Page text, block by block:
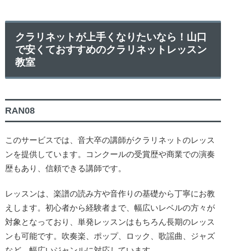
クラリネットが上手くなりたいなら！山口
で安くておすすめのクラリネットレッスン
教室
RAN08
このサービスでは、音大卒の講師がクラリネットのレッス
ンを提供しています。コンクールの受賞歴や商業での演奏
歴もあり、信頼できる講師です。
レッスンは、楽譜の読み方や音作りの基礎から丁寧にお教
えします。初心者から経験者まで、幅広いレベルの方々が
対象となっており、単発レッスンはもちろん長期のレッス
ンも可能です。吹奏楽、ポップ、ロック、歌謡曲、ジャズ